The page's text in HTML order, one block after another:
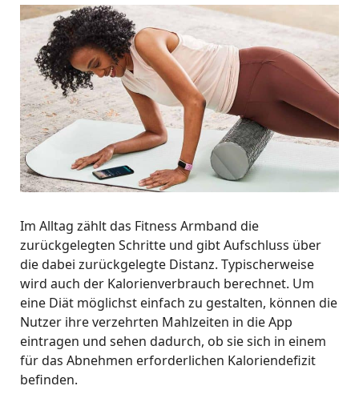
Im Alltag zählt das Fitness Armband die
zurückgelegten Schritte und gibt Aufschluss über
die dabei zurückgelegte Distanz. Typischerweise
wird auch der Kalorienverbrauch berechnet. Um
eine Diät möglichst einfach zu gestalten, können die
Nutzer ihre verzehrten Mahlzeiten in die App
eintragen und sehen dadurch, ob sie sich in einem
für das Abnehmen erforderlichen Kaloriendefizit
befinden.